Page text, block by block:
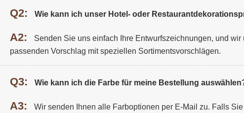
Q2: Wie kann ich unser Hotel- oder
A2:
Senden Sie uns einfach Ihre Entwurfszeichnungen, und
passenden Vorschlag mit speziellen Sortimentsvorschlägen.
Q3: Wie kann ich die Farbe für meine Bestellung
A3:
Wir senden Ihnen alle Farboptionen per E-Mail zu. Falls